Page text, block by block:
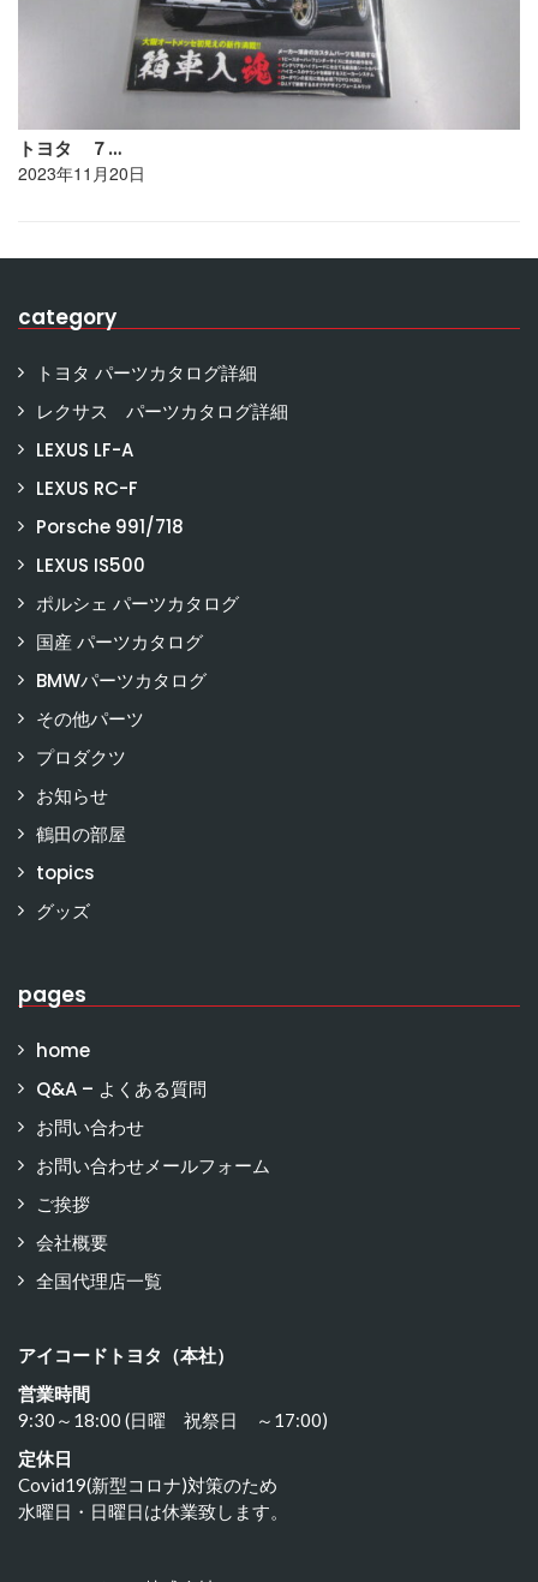
トヨタ ７…
2023年11月20日
category
トヨタ パーツカタログ詳細
レクサス パーツカタログ詳細
LEXUS LF-A
LEXUS RC-F
Porsche 991/718
LEXUS IS500
ポルシェ パーツカタログ
国産 パーツカタログ
BMWパーツカタログ
その他パーツ
プロダクツ
お知らせ
鶴田の部屋
topics
グッズ
pages
home
Q&A – よくある質問
お問い合わせ
お問い合わせメールフォーム
ご挨拶
会社概要
全国代理店一覧
アイコードトヨタ（本社）
営業時間
9:30～18:00 (日曜 祝祭日 ～17:00)
定休日
Covid19(新型コロナ)対策のため
水曜日・日曜日は休業致します。